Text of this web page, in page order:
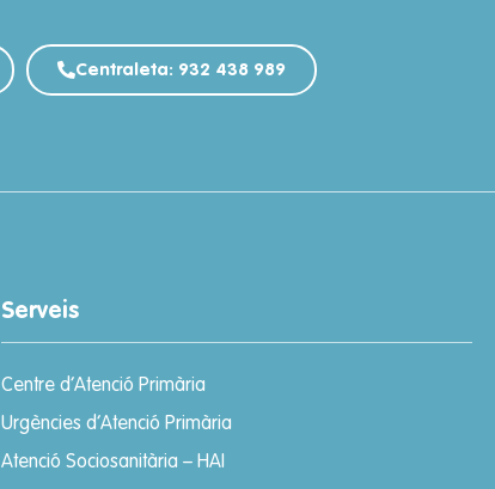
Centraleta: 932 438 989
Serveis
Centre d’Atenció Primària
Urgències d’Atenció Primària
Atenció Sociosanitària – HAI